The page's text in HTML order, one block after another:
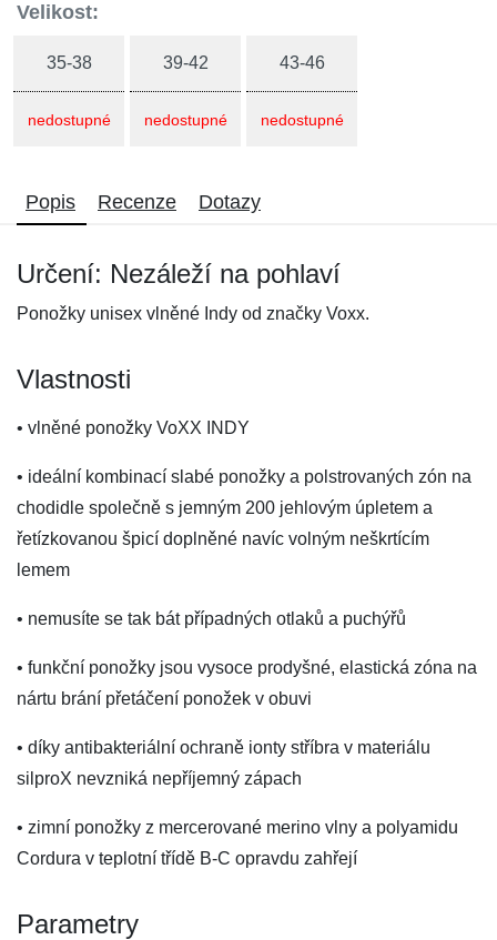
Velikost:
35-38
nedostupné
39-42
nedostupné
43-46
nedostupné
Popis Recenze Dotazy
Určení: Nezáleží na pohlaví
Ponožky unisex vlněné Indy od značky Voxx.
Vlastnosti
• vlněné ponožky VoXX INDY
• ideální kombinací slabé ponožky a polstrovaných zón na
chodidle společně s jemným 200 jehlovým úpletem a
řetízkovanou špicí doplněné navíc volným neškrtícím
lemem
• nemusíte se tak bát případných otlaků a puchýřů
• funkční ponožky jsou vysoce prodyšné, elastická zóna na
nártu brání přetáčení ponožek v obuvi
• díky antibakteriální ochraně ionty stříbra v materiálu
silproX nevzniká nepříjemný zápach
• zimní ponožky z mercerované merino vlny a polyamidu
Cordura v teplotní třídě B-C opravdu zahřejí
Parametry